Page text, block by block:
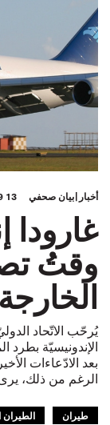
أخبار بيان صحفي 13 DEC 2019
غارودا
وقتُ
الإندونيسيّة بطرد
بعد الادّعاءات
الرغم من ذلك،
طيران الطيران